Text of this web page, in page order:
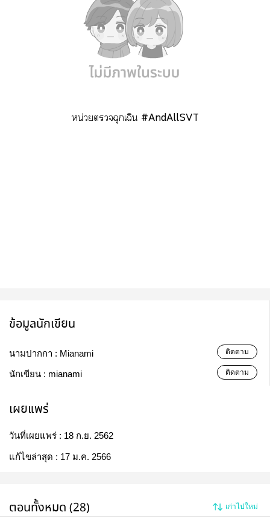
หน่วยฉุกเฉิน #AndAllSVT
ข้อมูลนักเขียน
นามปากกา : Mianami ติดตาม
นักเขียน : mianami ติดตาม
เผยแพร่
วันที่เผยแพร่ : 18 ก.ย. 2562
แก้ไขล่าสุด : 17 ม.ค. 2566
ตอนทั้งหมด (28) เก่าไปใหม่